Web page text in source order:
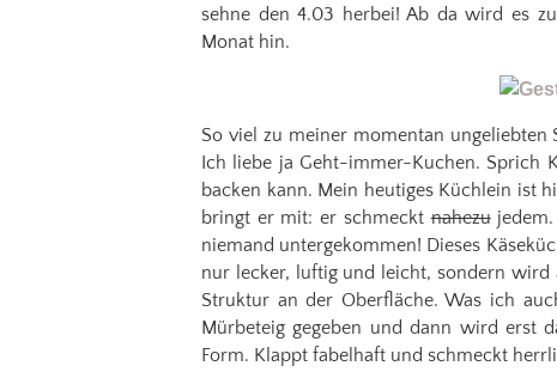
sehne den 4.03 herbei! Ab da wird es
Monat hin.
So viel zu meiner momentan
Ich liebe ja Geht-immer-Kuchen. Sprich
backen kann. Mein heutiges Küchlein ist
bringt er mit: er schmecktnahezujedem.
niemand untergekommen! Dieses
nur lecker, luftig und leicht, sondern
Struktur an der Oberfläche. Was ich
Mürbeteig gegeben und dann wird erst
Form. Klappt fabelhaft und schmeckt